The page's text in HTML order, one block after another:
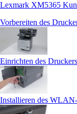
Lexmark XM5365
Vorbereiten des
Einrichten des Druckers
Installieren des